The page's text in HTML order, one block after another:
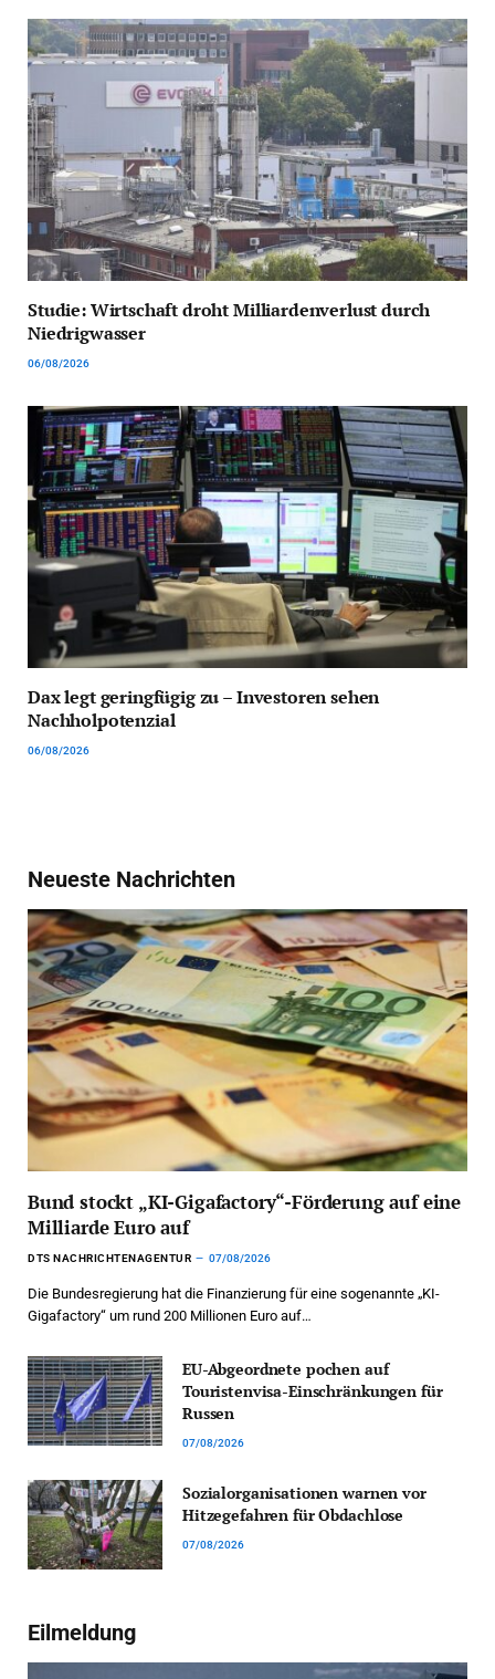
Studie: Wirtschaft droht Milliardenverlust durch
Niedrigwasser
06/08/2026
Dax legt geringfügig zu – Investoren sehen
Nachholpotenzial
06/08/2026
Neueste Nachrichten
Bund stockt „KI-Gigafactory“-Förderung auf eine
Milliarde Euro auf
DTS NACHRICHTENAGENTUR 07/08/2026
Die Bundesregierung hat die Finanzierung für eine sogenannte „KI-
Gigafactory“ um rund 200 Millionen Euro auf…
EU-Abgeordnete pochen auf
Touristenvisa-Einschränkungen für
Russen
07/08/2026
Sozialorganisationen warnen vor
Hitzegefahren für Obdachlose
07/08/2026
Eilmeldung